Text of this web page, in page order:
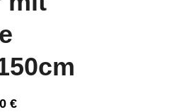
€Aktueller